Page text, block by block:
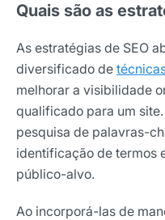
Quais são as
As estratégias de SEO
diversificado de
melhorar a visibilidade
qualificado para um
pesquisa de palavras-
identificação de termos
público-alvo.
Ao incorporá-las de